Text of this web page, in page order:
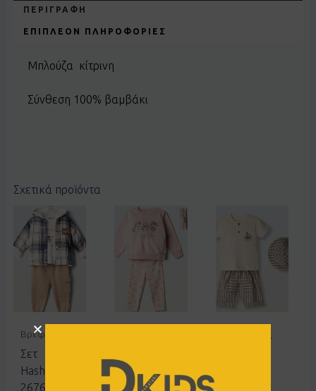
ΠΕΡΙΓΡΑΦΉ
ΕΠΙΠΛΈΟΝ ΠΛΗΡΟΦΟΡΊΕΣ
Μπλούζα κίτρινη
Σύνθεση 100% βαμβάκι
Σχετικά προϊόντα
Βρεφικά
Σετ
Hashtag
267623
267517 ροζ
Βερμούδες